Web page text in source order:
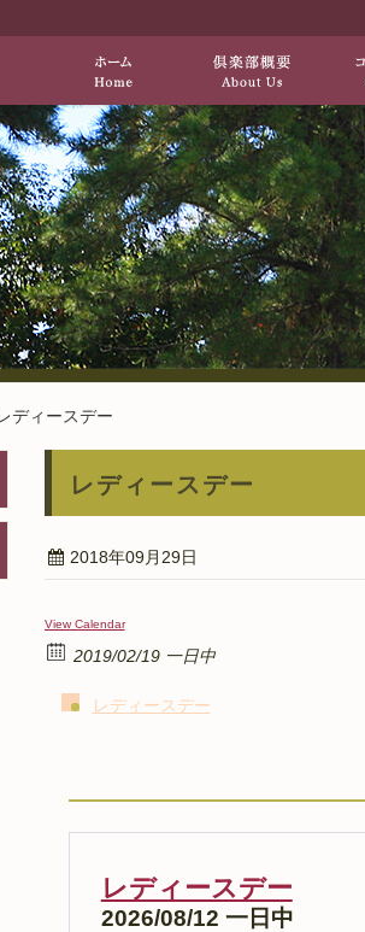
統が醸し出す、自然を生か
垂水ゴ
HOME
ディースデー
レディースデー
2018年09月29日
View Calendar
2019/02/19 一日中
レディースデー
レディースデー
2026/08/12 一日中